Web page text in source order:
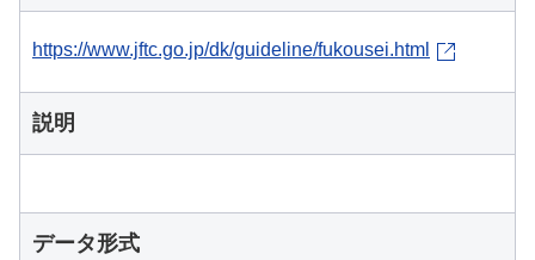
https://www.jftc.go.jp/dk/guideline/fukousei.html
説明
データ形式